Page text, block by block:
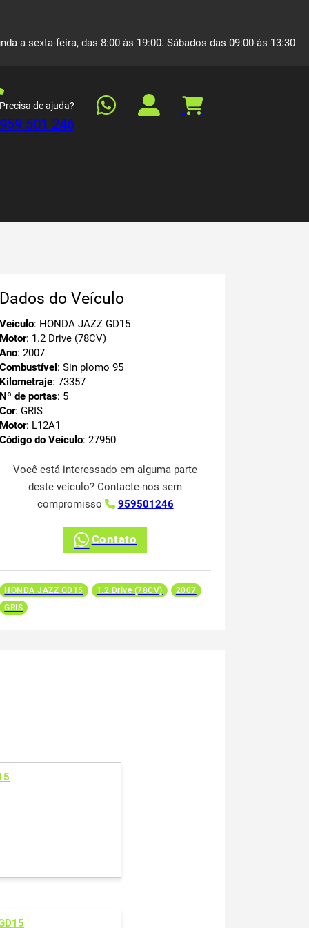
a sexta-feira, das 8:00 às 19:00. Sábados das 09:00 às 13:30
Precisa de ajuda?
959 501 246
Dados do Veículo
Veículo: HONDA JAZZ GD15
Motor: 1.2 Drive (78CV)
Ano: 2007
Combustível : Sin plomo 95
Kilometraje: 73357
Nº de portas: 5
Cor: GRIS
Motor: L12A1
Código do Veículo: 27950
Você está interessado em alguma parte
deste veículo? Contacte-nos sem
compromisso
959501246
Contato
HONDA JAZZ GD15 1.2 Drive (78CV)
2007
GRIS